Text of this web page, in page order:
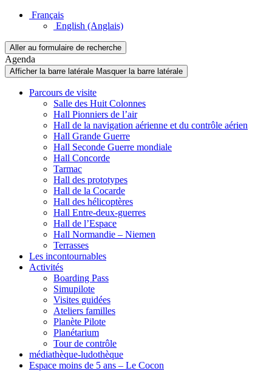
Français
English (Anglais)
Aller au formulaire de recherche
Agenda
Afficher la barre latérale Masquer la barre latérale
Parcours de visite
Salle des Huit Colonnes
Hall Pionniers de l’air
Hall de la navigation aérienne et du contrôle aérien
Hall Grande Guerre
Hall Seconde Guerre mondiale
Hall Concorde
Tarmac
Hall des prototypes
Hall de la Cocarde
Hall des hélicoptères
Hall Entre-deux-guerres
Hall de l’Espace
Hall Normandie – Niemen
Terrasses
Les incontournables
Activités
Boarding Pass
Simupilote
Visites guidées
Ateliers familles
Planète Pilote
Planétarium
Tour de contrôle
médiathèque-ludothèque
Espace moins de 5 ans – Le Cocon